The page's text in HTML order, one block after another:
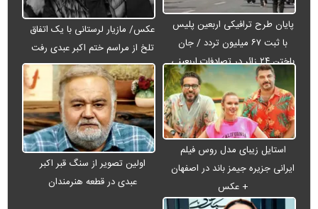
پایان طرح ترافیکی اربعین پلیس
با ثبت ۶۷ میلیون تردد / جان
باختن ۲۴ زائر در تصادفات اربعینی
عکس/ مازیار لرستانی با یک اتفاق
تلخ از مراسم ختم اکبر عبدی رفت
استایل زیبای مدل روس فیلم
ایرانی جزیره جیمز باند در اصفهان
+ عکس
اولین تصویر از سنگ قبر اکبر
عبدی در قطعه هنرمندان